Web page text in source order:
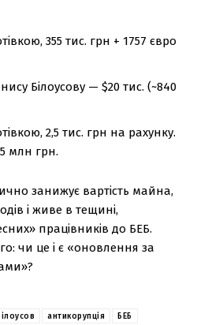
355 тис. грн + 1757 євро
Білоусову — $20 тис. (~840
2,5 тис. грн на рахунку.
млн грн.
занижує вартість майна,
і живе в тещині,
працівників до БЕБ.
чи це і є «оновлення за
антикорупція
БЕБ